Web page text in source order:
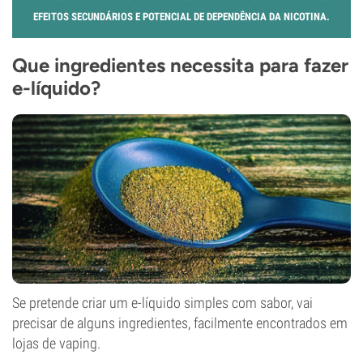
EFEITOS SECUNDÁRIOS E POTENCIAL DE DEPENDÊNCIA DA NICOTINA.
Que ingredientes necessita para fazer
e-líquido?
Se pretende criar um e-líquido simples com sabor, vai
precisar de alguns ingredientes, facilmente encontrados em
lojas de vaping.